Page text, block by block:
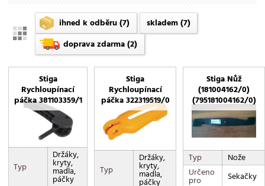
ihned k odběru(7) skladem(7)
doprava zdarma(2)
Stiga
Rychloupínací
páčka 381103359/1
Typ
Držáky,
kryty,
madla,
páčky
Stiga
Rychloupínací
páčka 322319519/0
Typ
Držáky,
kryty,
madla,
páčky
Stiga Nůž
(181004162/0)
(795181004162/0)
Typ
Nože
Určeno
pro
Sekačky